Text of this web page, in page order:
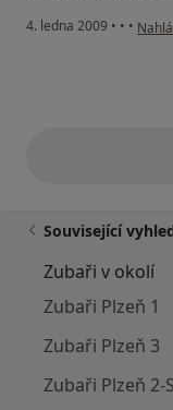
4. ledna 2009 • • • podle
Související
Zubaři v okolí
Zubaři Plzeň 1
Zubaři Plzeň 3
Zubaři Plzeň 2-